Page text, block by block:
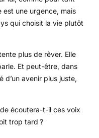
est une urgence, mais
qui choisit la vie plutôt
plus de rêver. Elle
Et peut-être, dans
d’un avenir plus juste,
écoutera-t-il ces voix
trop tard ?